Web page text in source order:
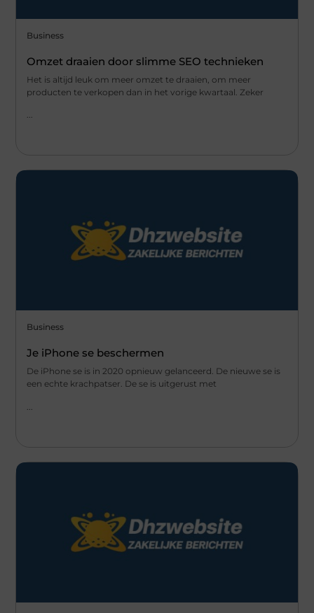
Business
Omzet draaien door slimme SEO technieken
Het is altijd leuk om meer omzet te draaien, om meer
producten te verkopen dan in het vorige kwartaal. Zeker
...
Business
Je iPhone se beschermen
De iPhone se is in 2020 opnieuw gelanceerd. De nieuwe se is
een echte krachpatser. De se is uitgerust met